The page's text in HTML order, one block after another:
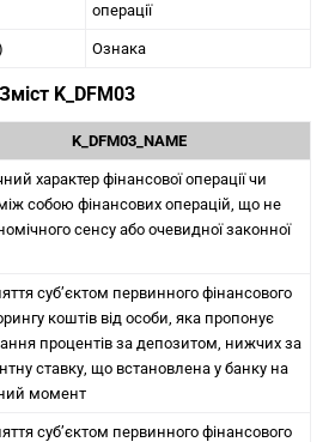
операції
Ознака
Зміст K_DFM03
K_DFM03_NAME
характер фінансової операції чи
собою фінансових операцій, що не
сенсу або очевидної законної
суб’єктом первинного фінансового
коштів від особи, яка пропонує
процентів за депозитом, нижчих за
ставку, що встановлена у банку на
момент
суб’єктом первинного фінансового